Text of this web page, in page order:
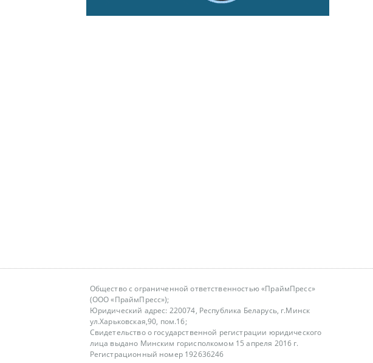
Общество с ограниченной ответственностью «ПраймПресс»
(ООО «ПраймПресс»);
Юридический адрес: 220074, Республика Беларусь, г.Минск
ул.Харьковская,90, пом.16;
Свидетельство о государственной регистрации юридического
лица выдано Минским горисполкомом 15 апреля 2016 г.
Регистрационный номер 192636246